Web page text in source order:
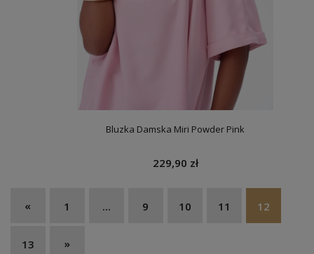
Bluzka Damska Miri Powder Pink
229,90 zł
« 1 ... 9 10 11 12
13 »